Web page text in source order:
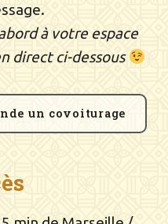
à votre espace
direct ci-dessous
un covoiturage